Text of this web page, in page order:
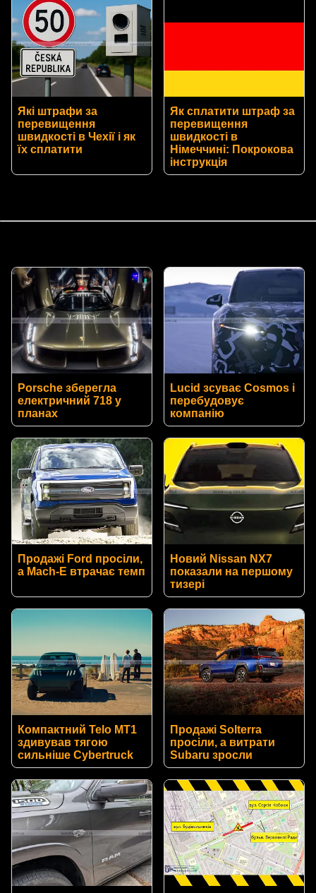
Які штрафи за
перевищення
швидкості в Чехії і як
їх сплатити
Як сплатити штраф за
перевищення
швидкості в
Німеччині: Покрокова
інструкція
Porsche зберегла
електричний 718 у
планах
Lucid зсуває Cosmos і
перебудовує
компанію
Продажі Ford просіли,
а Mach-E втрачає темп
Новий Nissan NX7
показали на першому
тизері
Компактний Telo MT1
здивував тягою
сильніше Cybertruck
Продажі Solterra
просіли, а витрати
Subaru зросли